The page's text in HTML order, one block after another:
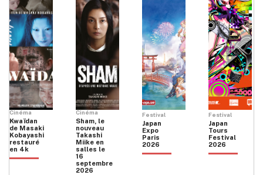
Cinéma
Kwaïdan
de Masaki
Kobayashi
restauré
en 4k
Cinéma
Sham, le
nouveau
Takashi
Miike en
salles le
16
septembre
2026
Festival
Japan
Expo
Paris
2026
Festival
Japan
Tours
Festival
2026